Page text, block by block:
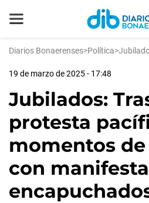
Diarios Bonaerenses>Política>
19 de marzo de 2025 - 17:48
Jubilados:
protesta
momentos
con